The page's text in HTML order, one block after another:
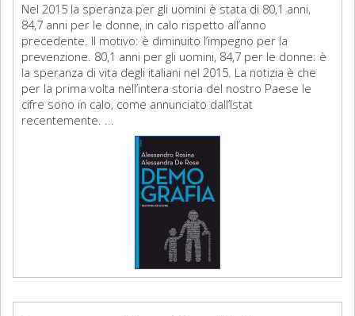
Nel 2015 la speranza per gli uomini è stata di 80,1 anni,
84,7 anni per le donne, in calo rispetto all’anno
precedente. Il motivo: è diminuito l’impegno per la
prevenzione. 80,1 anni per gli uomini, 84,7 per le donne: è
la speranza di vita degli italiani nel 2015. La notizia è che
per la prima volta nell’intera storia del nostro Paese le
cifre sono in calo, come annunciato dall’Istat
recentemente. ...